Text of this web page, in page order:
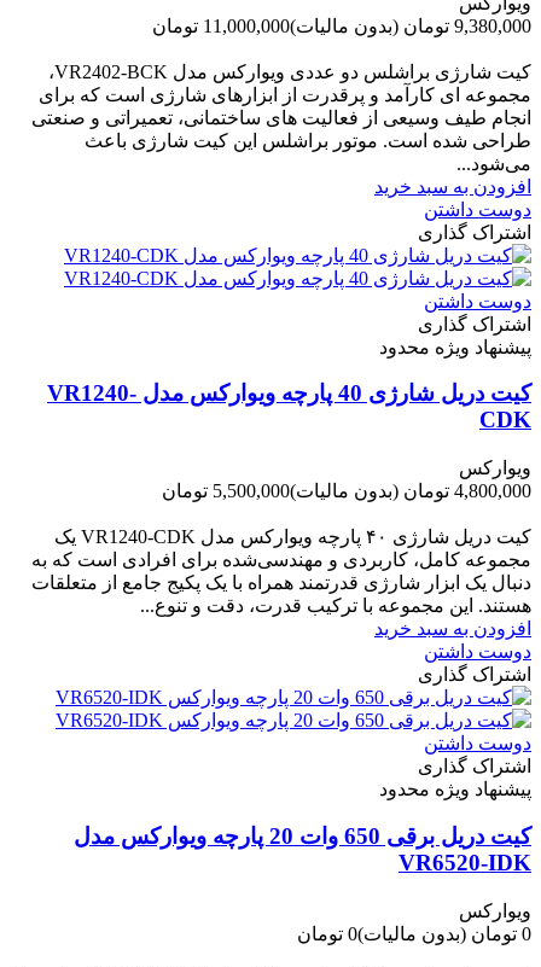
9,380,000 تومان
(بدون مالیات)11,000,000 تومان
کیت شارژی براشلس دو عددی ویوارکس مدل VR2402-BCK،
مجموعه ای کارآمد و پرقدرت از ابزارهای شارژی است که برای
انجام طیف وسیعی از فعالیت های ساختمانی، تعمیراتی و صنعتی
طراحی شده است. موتور براشلس این کیت شارژی باعث
می‌شود...
افزودن به سبد خرید
دوست داشتن
اشتراک گذاری
دوست داشتن
اشتراک گذاری
پیشنهاد ویژه محدود
کیت دریل شارژی 40 پارچه ویوارکس مدل VR1240-
CDK
ویوارکس
4,800,000 تومان
(بدون مالیات)5,500,000 تومان
کیت دریل شارژی ۴۰ پارچه ویوارکس مدل VR1240‑CDK یک
مجموعه کامل، کاربردی و مهندسی‌شده برای افرادی است که به
دنبال یک ابزار شارژی قدرتمند همراه با یک پکیج جامع از متعلقات
هستند. این مجموعه با ترکیب قدرت، دقت و تنوع...
افزودن به سبد خرید
دوست داشتن
اشتراک گذاری
دوست داشتن
اشتراک گذاری
پیشنهاد ویژه محدود
کیت دریل برقی 650 وات 20 پارچه ویوارکس مدل
VR6520-IDK
ویوارکس
0 تومان
(بدون مالیات)0 تومان